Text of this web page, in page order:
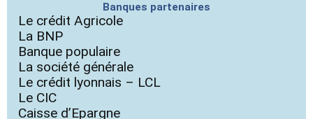
Banques partenaires
Le crédit Agricole
La BNP
Banque populaire
La société générale
Le crédit lyonnais – LCL
Le CIC
Caisse d’Epargne